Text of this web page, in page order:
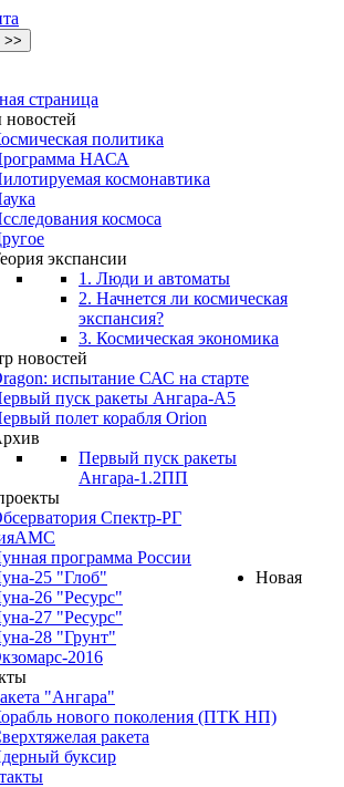
>>
страница
новостей
политика
НАСА
космонавтика
космоса
экспансии
1. Люди и автоматы
2. Начнется ли космическая
экспансия?
3. Космическая экономика
новостей
испытание САС на старте
пуск ракеты Ангара-А5
полет корабля Orion
Первый пуск ракеты
Ангара-1.2ПП
Спектр-РГ
АМС
программа России
25 "Глоб"
26 "Ресурс"
27 "Ресурс"
28 "Грунт"
2016
Новая
"Ангара"
нового поколения (ПТК НП)
ракета
буксир